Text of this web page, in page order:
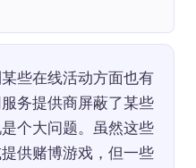
些在线活动方面也有
务提供商屏蔽了某些
个大问题。虽然这些
供赌博游戏，但一些